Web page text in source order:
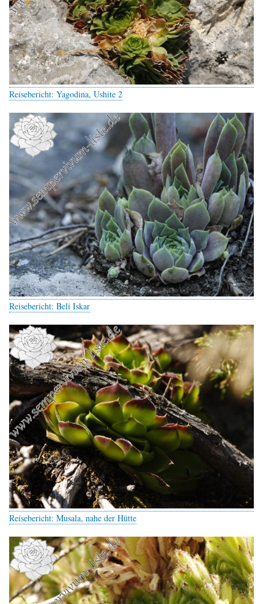
Reisebericht: Yagodina, Ushite 2
Reisebericht: Beli Iskar
Reisebericht: Musala, nahe der Hütte